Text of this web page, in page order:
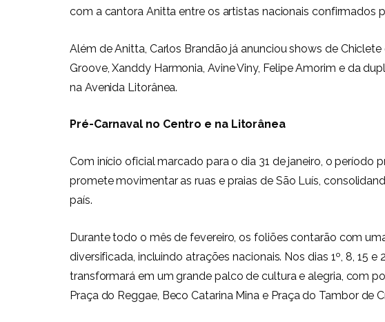
com a cantora Anitta entre os artistas nacionais confirmados
Além de Anitta, Carlos Brandão já anunciou shows de
Groove, Xanddy Harmonia, Avine Viny, Felipe Amorim e da
na Avenida Litorânea.
Pré-Carnaval no Centro e na Litorânea
Com início oficial marcado para o dia 31 de janeiro, o período
promete movimentar as ruas e praias de São Luís,
país.
Durante todo o mês de fevereiro, os foliões contarão com
diversificada, incluindo atrações nacionais. Nos dias 1º, 8, 15
transformará em um grande palco de cultura e alegria, com
Praça do Reggae, Beco Catarina Mina e Praça do Tambor de